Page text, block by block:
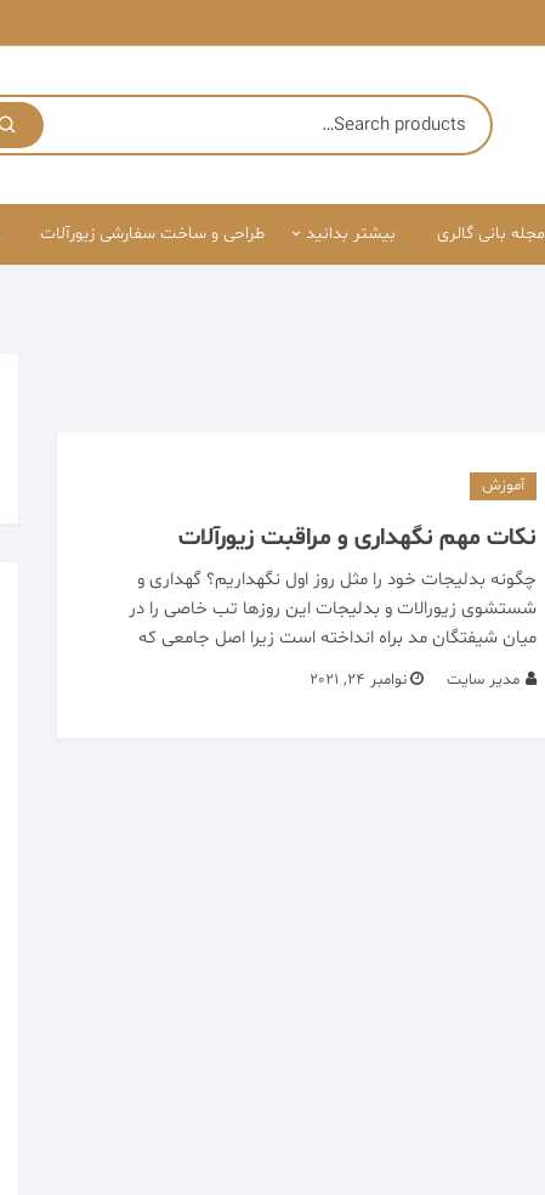
مجله بانی گالری بیشتر بدانید طراحی و ساخت سفارشی زیورآلات
آموزش
نکات مهم نگهداری و مراقبت زیورآلات
چگونه بدلیجات خود را مثل روز اول نگهداریم؟ گهداری و
شستشوی زیورالات و بدلیجات این روزها تب خاصی را در
میان شیفتگان مد براه انداخته است زیرا اصل جامعی که
مدیر سایت نوامبر 24, 2021